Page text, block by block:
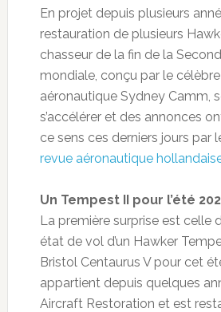
En projet depuis plusieurs
restauration de plusieurs
chasseur de la fin de la
mondiale, conçu par le
aéronautique Sydney Camm,
s’accélérer et des annonces
ce sens ces derniers jours par
revue aéronautique
Un Tempest II pour l’été
La première surprise est celle
état de vol d’un Hawker
Bristol Centaurus V pour cet
appartient depuis quelques
Aircraft Restoration et est